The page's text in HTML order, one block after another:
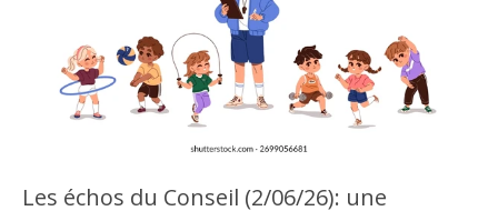
Les échos du Conseil (2/06/26): une